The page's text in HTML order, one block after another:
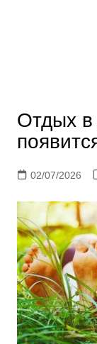
Отдых в
02/07/2026